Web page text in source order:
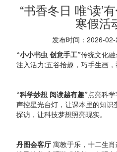
“书香冬日 唯‘读
寒假活
发布时间：2026-
“小小书虫 创意手工”传统文化
注入活力;五谷拾趣，巧手生画，
“科学妙想 阅读越有趣”点亮科
声控星光台灯，让课本里的知
探访，让科技梦想照亮现实。
丹图会客厅 寓教于乐，十二生